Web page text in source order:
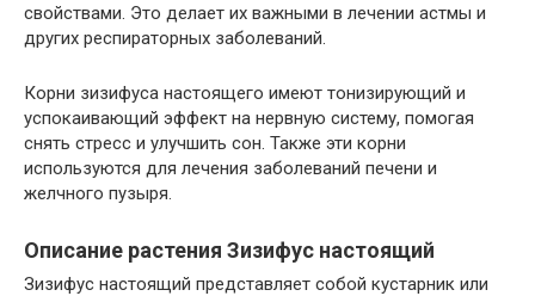
свойствами. Это делает их важными в лечении астмы и
других респираторных заболеваний.
Корни зизифуса настоящего имеют тонизирующий и
успокаивающий эффект на нервную систему, помогая
снять стресс и улучшить сон. Также эти корни
используются для лечения заболеваний печени и
желчного пузыря.
Описание растения Зизифус настоящий
Зизифус настоящий представляет собой кустарник или